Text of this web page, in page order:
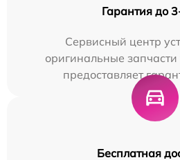
Гарантия до
Сервисный центр
оригинальные
предоставляет
Бесплатная